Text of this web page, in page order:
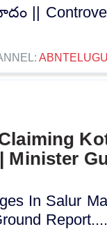
||
Minister
In Salur